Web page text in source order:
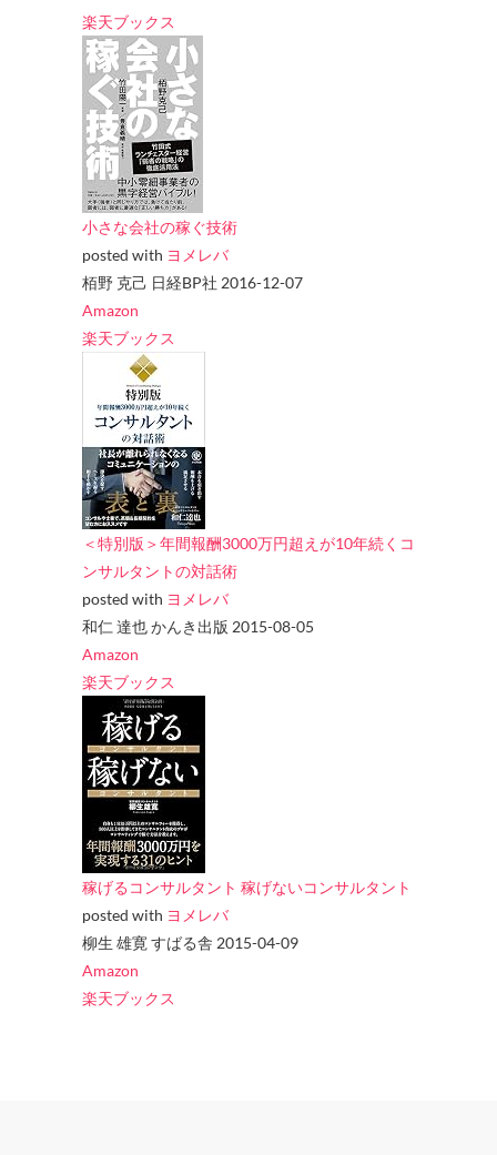
楽天ブックス
小さな会社の稼ぐ技術
posted with ヨメレバ
栢野 克己 日経BP社 2016-12-07
Amazon
楽天ブックス
＜特別版＞年間報酬3000万円超えが10年続くコ
ンサルタントの対話術
posted with ヨメレバ
和仁 達也 かんき出版 2015-08-05
Amazon
楽天ブックス
稼げるコンサルタント 稼げないコンサルタント
posted with ヨメレバ
柳生 雄寛 すばる舎 2015-04-09
Amazon
楽天ブックス